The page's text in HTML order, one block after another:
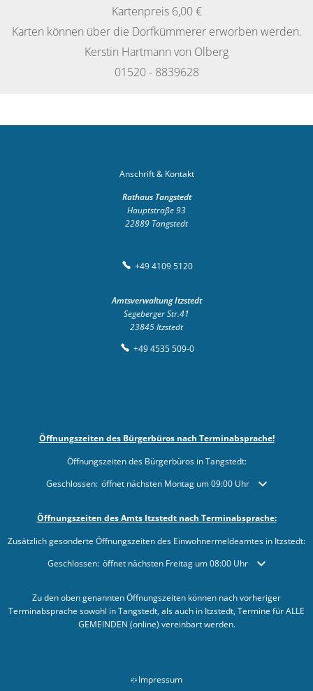
Kartenpreis 6,00 €
Karten können über die Dorfkümmerer erworben werden.
Kerstin Hartmann von Olberg
01520 - 8839628
Anschrift & Kontakt
Rathaus Tangstedt
Hauptstraße 93
22889 Tangstedt
+49 4109 5120
Amtsverwaltung Itzstedt
Segeberger Str.41
23845Itzstedt
+49 4535 509-0
Öffnungszeiten des Bürgerbüros nach Terminabsprache!
Öffnungszeiten des Bürgerbüros in Tangstedt:
Klicken, um weitere Öffnungs- oder Schließzeiten auszublenden
Geschlossen: öffnet nächsten Montag um 09:00 Uhr
Öffnungszeiten des Amts Itzstedt nach Terminabsprache:
Zusätzlich gesonderte Öffnungszeiten des Einwohnermeldeamtes in Itzstedt:
Klicken, um weitere Öffnungs- oder Schließzeiten auszublenden
Geschlossen: öffnet nächsten Freitag um 08:00 Uhr
Zu den oben genannten Öffnungszeiten können nach vorheriger
Terminabsprache sowohl in Tangstedt, als auch in Itzstedt, Termine für ALLE
GEMEINDEN (online) vereinbart werden.
Impressum